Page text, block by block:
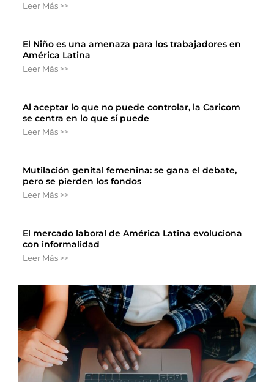
Leer Más >>
El Niño es una amenaza para los trabajadores en
América Latina
Leer Más >>
Al aceptar lo que no puede controlar, la Caricom
se centra en lo que sí puede
Leer Más >>
Mutilación genital femenina: se gana el debate,
pero se pierden los fondos
Leer Más >>
El mercado laboral de América Latina evoluciona
con informalidad
Leer Más >>